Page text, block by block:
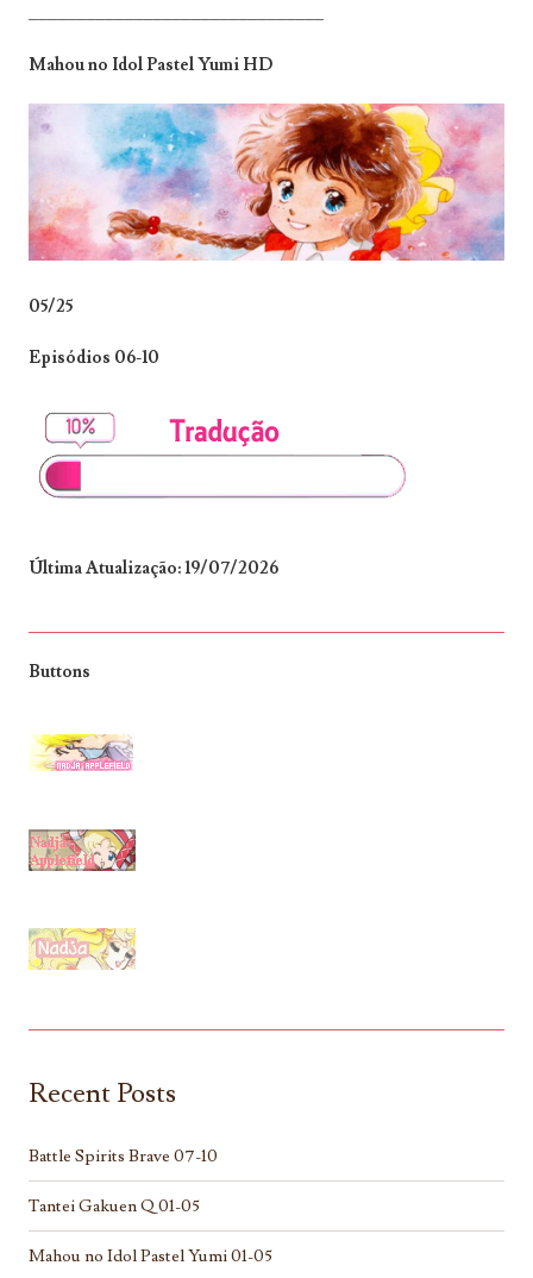
_______________________________
Mahou no Idol Pastel Yumi HD
05/25
Episódios 06-10
Última Atualização: 19/07/2026
Buttons
Recent Posts
Battle Spirits Brave 07-10
Tantei Gakuen Q 01-05
Mahou no Idol Pastel Yumi 01-05